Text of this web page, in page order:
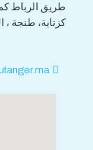
طريق الرباط كم 17 ص.ب
كزناية، طنجة ،